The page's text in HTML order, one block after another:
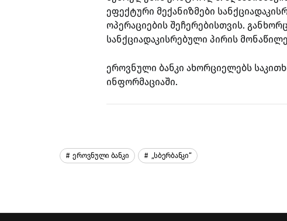
ეფექტური მექანიზმები
ოპერაციების შეჩერებისთვის.
სანქციადაკისრებული პირის
ეროვნული ბანკი ახორციელებს
ინფორმაციაში.
Ეროვნული Ბანკი „სბერბანკი“